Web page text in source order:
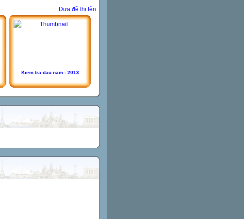
Đưa đề thi lên
Kiem tra dau nam - 2013